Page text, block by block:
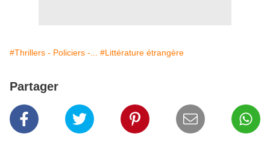
#Thrillers - Policiers -... #Littérature étrangère
Partager